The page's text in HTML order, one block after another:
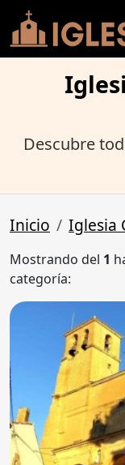
Descubre
Inicio Iglesia
Mostrando del 1
categoría: